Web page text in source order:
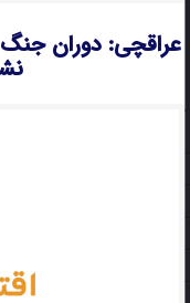
عراقچی: دوران